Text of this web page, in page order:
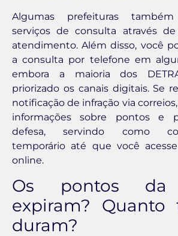
Algumas prefeituras
serviços de consulta através
atendimento. Além disso, você
a consulta por telefone em
embora a maioria dos
priorizado os canais digitais. Se
notificação de infração via
informações sobre pontos e
defesa, servindo como
temporário até que você
online.
Os pontos da
expiram? Quanto
duram?